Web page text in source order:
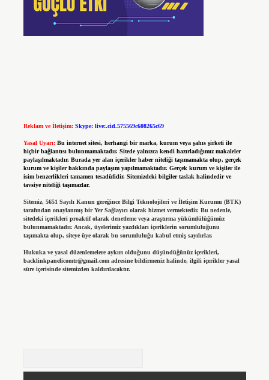
Reklam ve İletişim: Skype: live:.cid.575569c608265c69
Yasal Uyarı: Bu internet sitesi, herhangi bir marka, kurum veya şahıs şirketi ile
hiçbir bağlantısı bulunmamaktadır. Sitede yalnızca kendi hazırladığımız makaleler
paylaşılmaktadır. Burada yer alan içerikler haber niteliği taşımamakta olup, gerçek
kurum ve kişiler hakkında paylaşım yapılmamaktadır. Gerçek kurum ve kişiler ile
isim benzerlikleri tamamen tesadüfidir. Sitemizdeki bilgiler taslak halindedir ve
tavsiye niteliği taşımazlar.
Sitemiz, 5651 Sayılı Kanun gereğince Bilgi Teknolojileri ve İletişim Kurumu (BTK)
tarafından onaylanmış bir Yer Sağlayıcı olarak hizmet vermektedir. Bu nedenle,
sitedeki içerikleri proaktif olarak denetleme veya araştırma yükümlülüğümüz
bulunmamaktadır. Ancak, üyelerimiz yazdıkları içeriklerin sorumluluğunu
taşımakta olup, siteye üye olarak bu sorumluluğu kabul etmiş sayılırlar.
Hukuka ve yasal düzenlemelere aykırı olduğunu düşündüğünüz içerikleri,
backlinkpanelicomtr@gmail.comadresine bildirmeniz halinde, ilgili içerikler yasal
süre içerisinde sitemizden kaldırılacaktır.